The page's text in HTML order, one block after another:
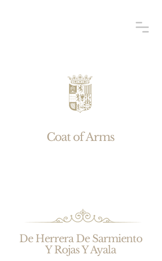
Coat of Arms
De Herrera De Sarmiento
Y Rojas Y Ayala